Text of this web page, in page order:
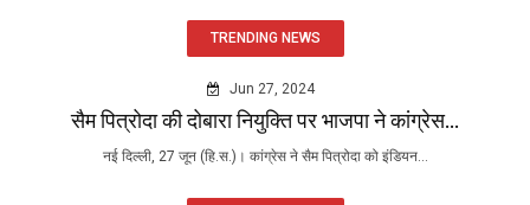
TRENDING NEWS
Jun 27, 2024
सैम पित्रोदा की दोबारा नियुक्ति पर भाजपा ने कांग्रेस...
नई दिल्ली, 27 जून (हि.स.)। कांग्रेस ने सैम पित्रोदा को इंडियन...